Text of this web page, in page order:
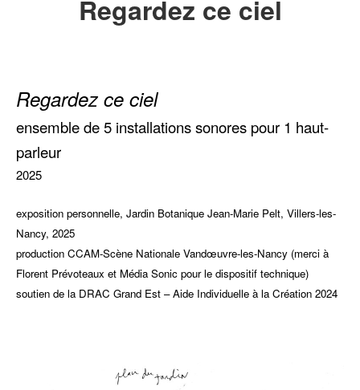
Regardez ce ciel
Regardez ce ciel
ensemble de 5 installations sonores pour 1 haut-
parleur
2025
exposition personnelle, Jardin Botanique Jean-Marie Pelt, Villers-les-
Nancy, 2025
production CCAM-Scène Nationale Vandœuvre-les-Nancy (merci à
Florent Prévoteaux et Média Sonic pour le dispositif technique)
soutien de la DRAC Grand Est – Aide Individuelle à la Création 2024